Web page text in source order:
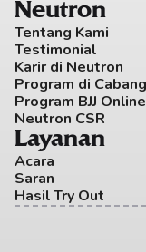
Neutron
Tentang Kami
Testimonial
Karir di Neutron
Program di Cabang
Program BJJ Online
Neutron CSR
Layanan
Acara
Saran
Hasil Try Out